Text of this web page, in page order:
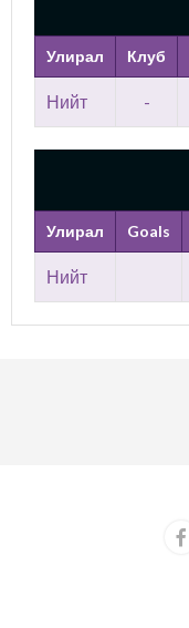
Улирал Клуб
Нийт -
Улирал Goals
Нийт